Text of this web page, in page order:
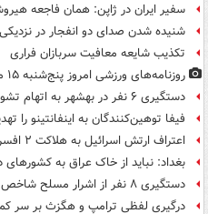
سفیر ایران در ژاپن: همان فاجعه
شنیده شدن صدای دو انفجار در
تکذیب شایعه معافیت سربازان فراری
روزنامه‌های ورزشی امروز پنج‌شنبه ۱۵ مرداد ۱۴۰۵
دستگیری ۶ نفر در بهشهر به اتهام تشویش اذهان عمومی
فیفا توهین‌کنندگان به اینفانتینو را
اعتراف ارتش اسرائیل به هلاکت ۲ افسر در تله انفجاری حزب‌الله
بغداد: نباید از خاک عراق به
دستگیری ۸ نفر از اشرار مسلح شاخص و مرتبطین گروهک های تروریستی
درگیری لفظی ترامپ و هگزث بر سر